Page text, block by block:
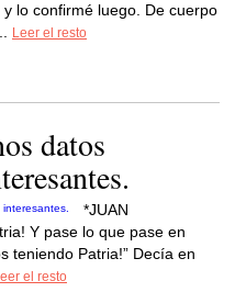
lo confirmé luego. De cuerpo
Leer el resto
datos
*JUAN
Y pase lo que pase en
teniendo Patria!” Decía en
el resto